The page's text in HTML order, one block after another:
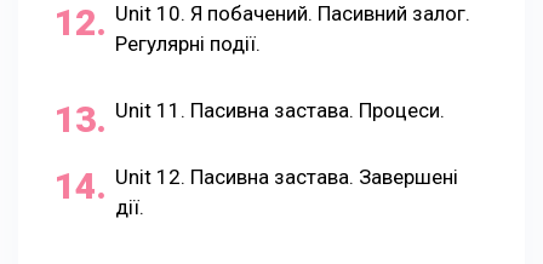
Unit 10. Я побачений. Пасивний залог.
Регулярні події.
Unit 11. Пасивна застава. Процеси.
Unit 12. Пасивна застава. Завершені
дії.